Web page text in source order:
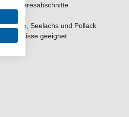
Meeresabschnitte
Seelachs und Pollack
geeignet